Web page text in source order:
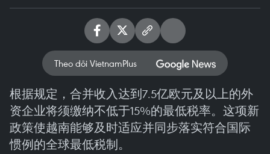
Theo dõi VietnamPlus
根据规定，合并收入达到7.5亿欧元及以上的外
资企业将须缴纳不低于15%的最低税率。这项新
政策使越南能够及时适应并同步落实符合国际
惯例的全球最低税制。